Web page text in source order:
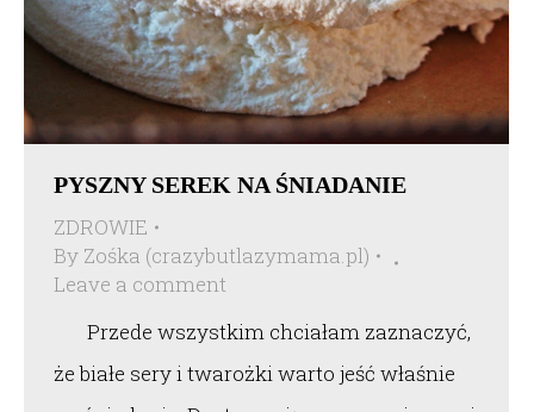
PYSZNY SEREK NA ŚNIADANIE
ZDROWIE
By Zośka (crazybutlazymama.pl)
Leave a comment
Przede wszystkim chciałam zaznaczyć,
że białe sery i twarożki warto jeść właśnie